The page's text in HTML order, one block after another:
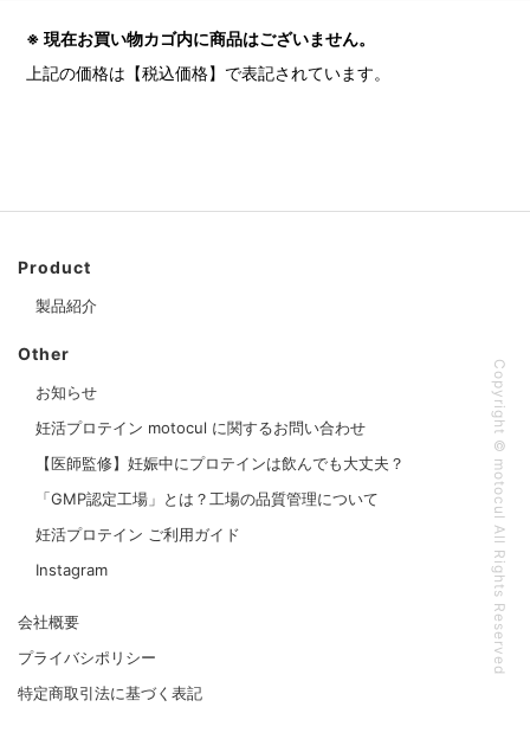
※ 現在お買い物カゴ内に商品はございません。
上記の価格は【税込価格】で表記されています。
Product
製品紹介
Other
お知らせ
妊活プロテイン motocul に関するお問い合わせ
【医師監修】妊娠中にプロテインは飲んでも大丈夫？
「GMP認定工場」とは？工場の品質管理について
妊活プロテイン ご利用ガイド
Instagram
会社概要
プライバシポリシー
特定商取引法に基づく表記
Copyright © motocul All Rights Reserved